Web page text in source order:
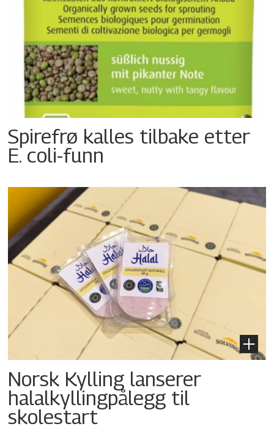
Spirefrø kalles tilbake etter
E. coli-funn
Norsk Kylling lanserer
halalkyllingpålegg til
skolestart